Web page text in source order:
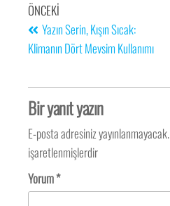
ÖNCEKI
Yazın Serin, Kışın Sıcak:
Klimanın Dört Mevsim Kullanımı
Bir yanıt yazın
E-posta adresiniz yayınlanmayacak.
işaretlenmişlerdir
Yorum*